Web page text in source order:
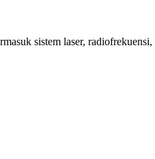
sistem laser,